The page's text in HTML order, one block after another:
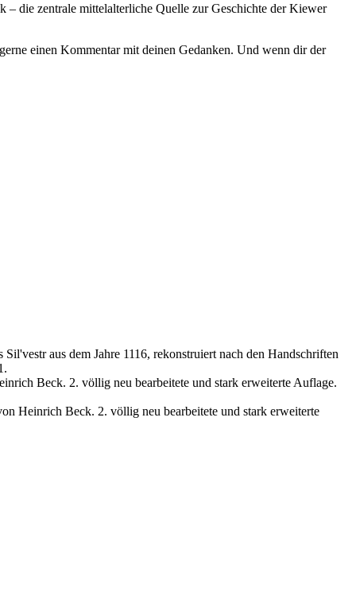
die zentrale mittelalterliche Quelle zur Geschichte der Kiewer
einen Kommentar mit deinen Gedanken. Und wenn dir der
aus dem Jahre 1116, rekonstruiert nach den Handschriften
Beck. 2. völlig neu bearbeitete und stark erweiterte Auflage.
Heinrich Beck. 2. völlig neu bearbeitete und stark erweiterte